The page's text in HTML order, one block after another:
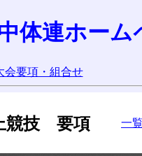
体連ホーム
会要項・組合せ
競技 要項 一